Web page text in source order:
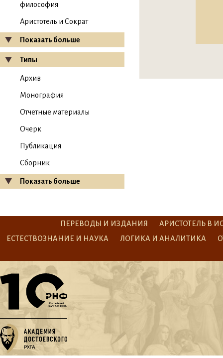
философия
Аристотель и Сократ
Показать больше
Типы
Архив
Монография
Отчетные материалы
Очерк
Публикация
Сборник
Показать больше
ПЕРЕВОДЫ И ИЗДАНИЯ
АРИСТОТЕЛЬ В
ЕСТЕСТВОЗНАНИЕ И НАУКА
ЛОГИКА И АНАЛИТИКА